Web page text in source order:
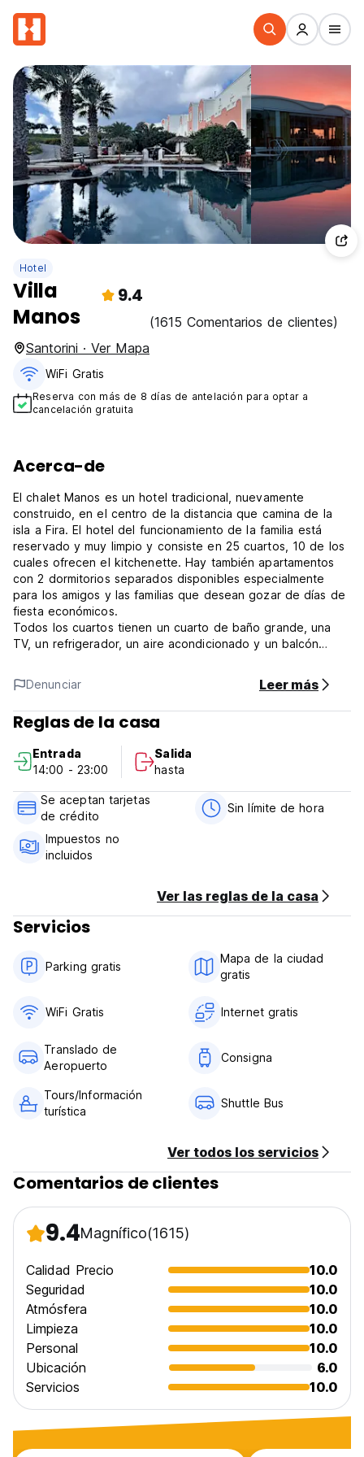
Hotel
Villa
Manos
9.4
(1615 Comentarios de clientes)
Santorini · Ver Mapa
WiFi Gratis
Reserva con más de 8 días de antelación para optar a
cancelación gratuita
Acerca-de
El chalet Manos es un hotel tradicional, nuevamente
construido, en el centro de la distancia que camina de la
isla a Fira. El hotel del funcionamiento de la familia está
reservado y muy limpio y consiste en 25 cuartos, 10 de los
cuales ofrecen el kitchenette. Hay también apartamentos
con 2 dormitorios separados disponibles especialmente
para los amigos y las familias que desean gozar de días de
fiesta económicos.
Todos los cuartos tienen un cuarto de baño grande, una
TV, un refrigerador, un aire acondicionado y un balcón
Hay también una recepción, cenando el sitio con la TV
grande, la piscina, la piscina de los niños, el jacuzzi abierto
y el estacionamiento al aire libre privado libre en el
complejo.
ciclomotor pueden ser arreglados y hay también un servicio
de lavadero disponible. Desayuno y A.C.are disponibles
para un honorario pequeño adicional. Política de la
cancelación: Note por favor que cualquier cancelación
tiene que ser notificada que por lo menos 24 horas el hotel
le cargará por adelantado de otra manera para la primera
estancia de la noche.
Denunciar Leer más
Reglas de la casa
Entrada
14:00 - 23:00
Salida
hasta
Se aceptan tarjetas
de crédito
Sin límite de hora
Impuestos no
incluidos
Ver las reglas de la casa
Servicios
Parking gratis
Mapa de la ciudad
gratis
WiFi Gratis Internet gratis
Translado de
Aeropuerto
Consigna
Tours/Información
turística
Shuttle Bus
Ver todos los servicios
Comentarios de clientes
9.4Magnífico(1615)
Calidad Precio
10.0
Seguridad
10.0
Atmósfera
10.0
Limpieza
10.0
Personal
10.0
Ubicación
6.0
Servicios
10.0